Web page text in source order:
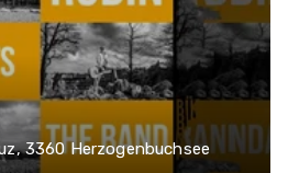
3360 Herzogenbuchsee